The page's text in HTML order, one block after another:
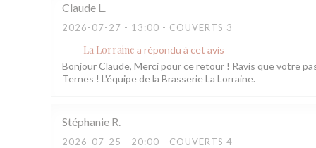
Claude L
2026-07-27 - 13:00 - COUVERTS 3
La Lorraine a répondu à cet avis
Bonjour Claude, Merci pour ce retour ! Ravis que votre
Ternes ! L'équipe de la Brasserie La Lorraine.
Stéphanie R
2026-07-25 - 20:00 - COUVERTS 4